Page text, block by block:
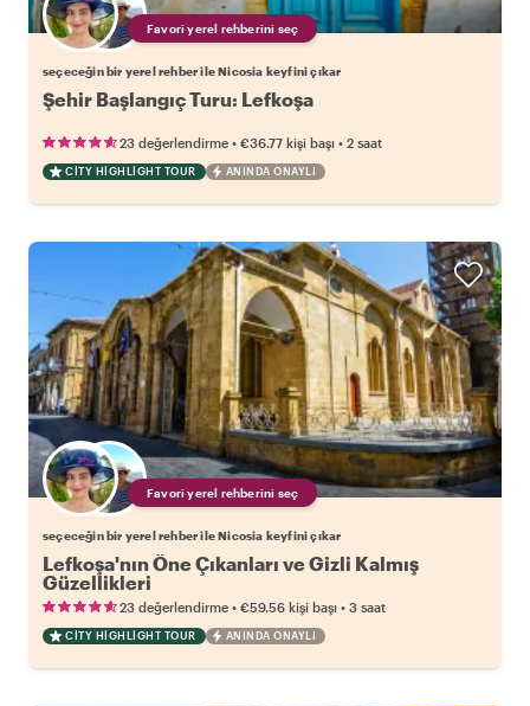
Favori yerel rehberini seç
seçeceğin bir yerel rehber ile Nicosia keyfini çıkar
Şehir Başlangıç Turu: Lefkoşa
23 değerlendirme • €36.77 kişi başı • 2 saat
CITY HIGHLIGHT TOUR ANINDA ONAYLI
Favori yerel rehberini seç
seçeceğin bir yerel rehber ile Nicosia keyfini çıkar
Lefkoşa'nın Öne Çıkanları ve Gizli Kalmış
Güzellikleri
23 değerlendirme • €59.56 kişi başı • 3 saat
CITY HIGHLIGHT TOUR ANINDA ONAYLI